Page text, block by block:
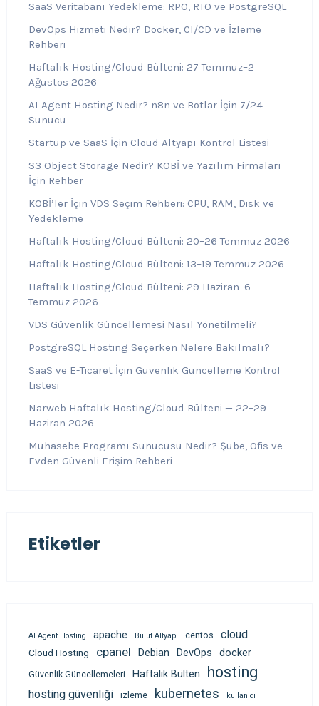
SaaS Veritabanı Yedekleme: RPO, RTO ve PostgreSQL
DevOps Hizmeti Nedir? Docker, CI/CD ve İzleme
Rehberi
Haftalık Hosting/Cloud Bülteni: 27 Temmuz–2
Ağustos 2026
AI Agent Hosting Nedir? n8n ve Botlar İçin 7/24
Sunucu
Startup ve SaaS İçin Cloud Altyapı Kontrol Listesi
S3 Object Storage Nedir? KOBİ ve Yazılım Firmaları
İçin Rehber
KOBİ’ler İçin VDS Seçim Rehberi: CPU, RAM, Disk ve
Yedekleme
Haftalık Hosting/Cloud Bülteni: 20–26 Temmuz 2026
Haftalık Hosting/Cloud Bülteni: 13–19 Temmuz 2026
Haftalık Hosting/Cloud Bülteni: 29 Haziran–6
Temmuz 2026
VDS Güvenlik Güncellemesi Nasıl Yönetilmeli?
PostgreSQL Hosting Seçerken Nelere Bakılmalı?
SaaS ve E-Ticaret İçin Güvenlik Güncelleme Kontrol
Listesi
Narweb Haftalık Hosting/Cloud Bülteni — 22–29
Haziran 2026
Muhasebe Programı Sunucusu Nedir? Şube, Ofis ve
Evden Güvenli Erişim Rehberi
Etiketler
AI Agent Hosting apache Bulut Altyapı centos cloud
Cloud Hosting cpanel Debian DevOps docker
Güvenlik Güncellemeleri Haftalık Bülten hosting
hosting güvenliği izleme kubernetes kullanıcı